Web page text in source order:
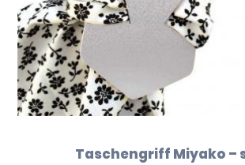
Taschengriff Miyako –